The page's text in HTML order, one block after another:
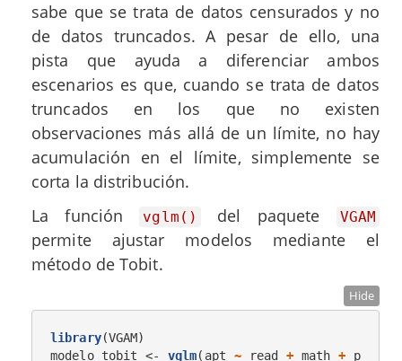
sabe que se trata de datos censurados y no
de datos truncados. A pesar de ello, una
pista que ayuda a diferenciar ambos
escenarios es que, cuando se trata de datos
truncados en los que no existen
observaciones más allá de un límite, no hay
acumulación en el límite, simplemente se
corta la distribución.
La función
vglm() del paquete VGAM
permite ajustar modelos mediante el
método de Tobit.
Hide
library(VGAM)
modelo_tobit <-
vglm(apt ~ read + math +
p